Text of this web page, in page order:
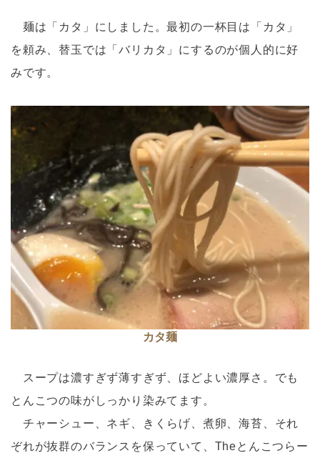
麺は「カタ」にしました。最初の一杯目は「カタ」
を頼み、替玉では「バリカタ」にするのが個人的に好
みです。
カタ麺
スープは濃すぎず薄すぎず、ほどよい濃厚さ。でも
とんこつの味がしっかり染みてます。
チャーシュー、ネギ、きくらげ、煮卵、海苔、それ
ぞれが抜群のバランスを保っていて、Theとんこつらー